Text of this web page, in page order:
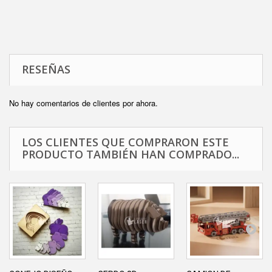
RESEÑAS
No hay comentarios de clientes por ahora.
LOS CLIENTES QUE COMPRARON ESTE
PRODUCTO TAMBIÉN HAN COMPRADO...